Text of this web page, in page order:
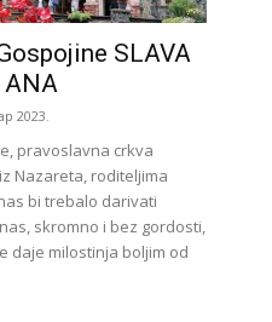
SLAVA
ANA
2023.
pravoslavna crkva
Nazareta, roditeljima
bi trebalo darivati
skromno i bez gordosti,
daje milostinja boljim od